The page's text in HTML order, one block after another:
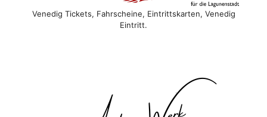
Venedig Tickets, Fahrscheine, Eintrittskarten, Venedig
Eintritt.